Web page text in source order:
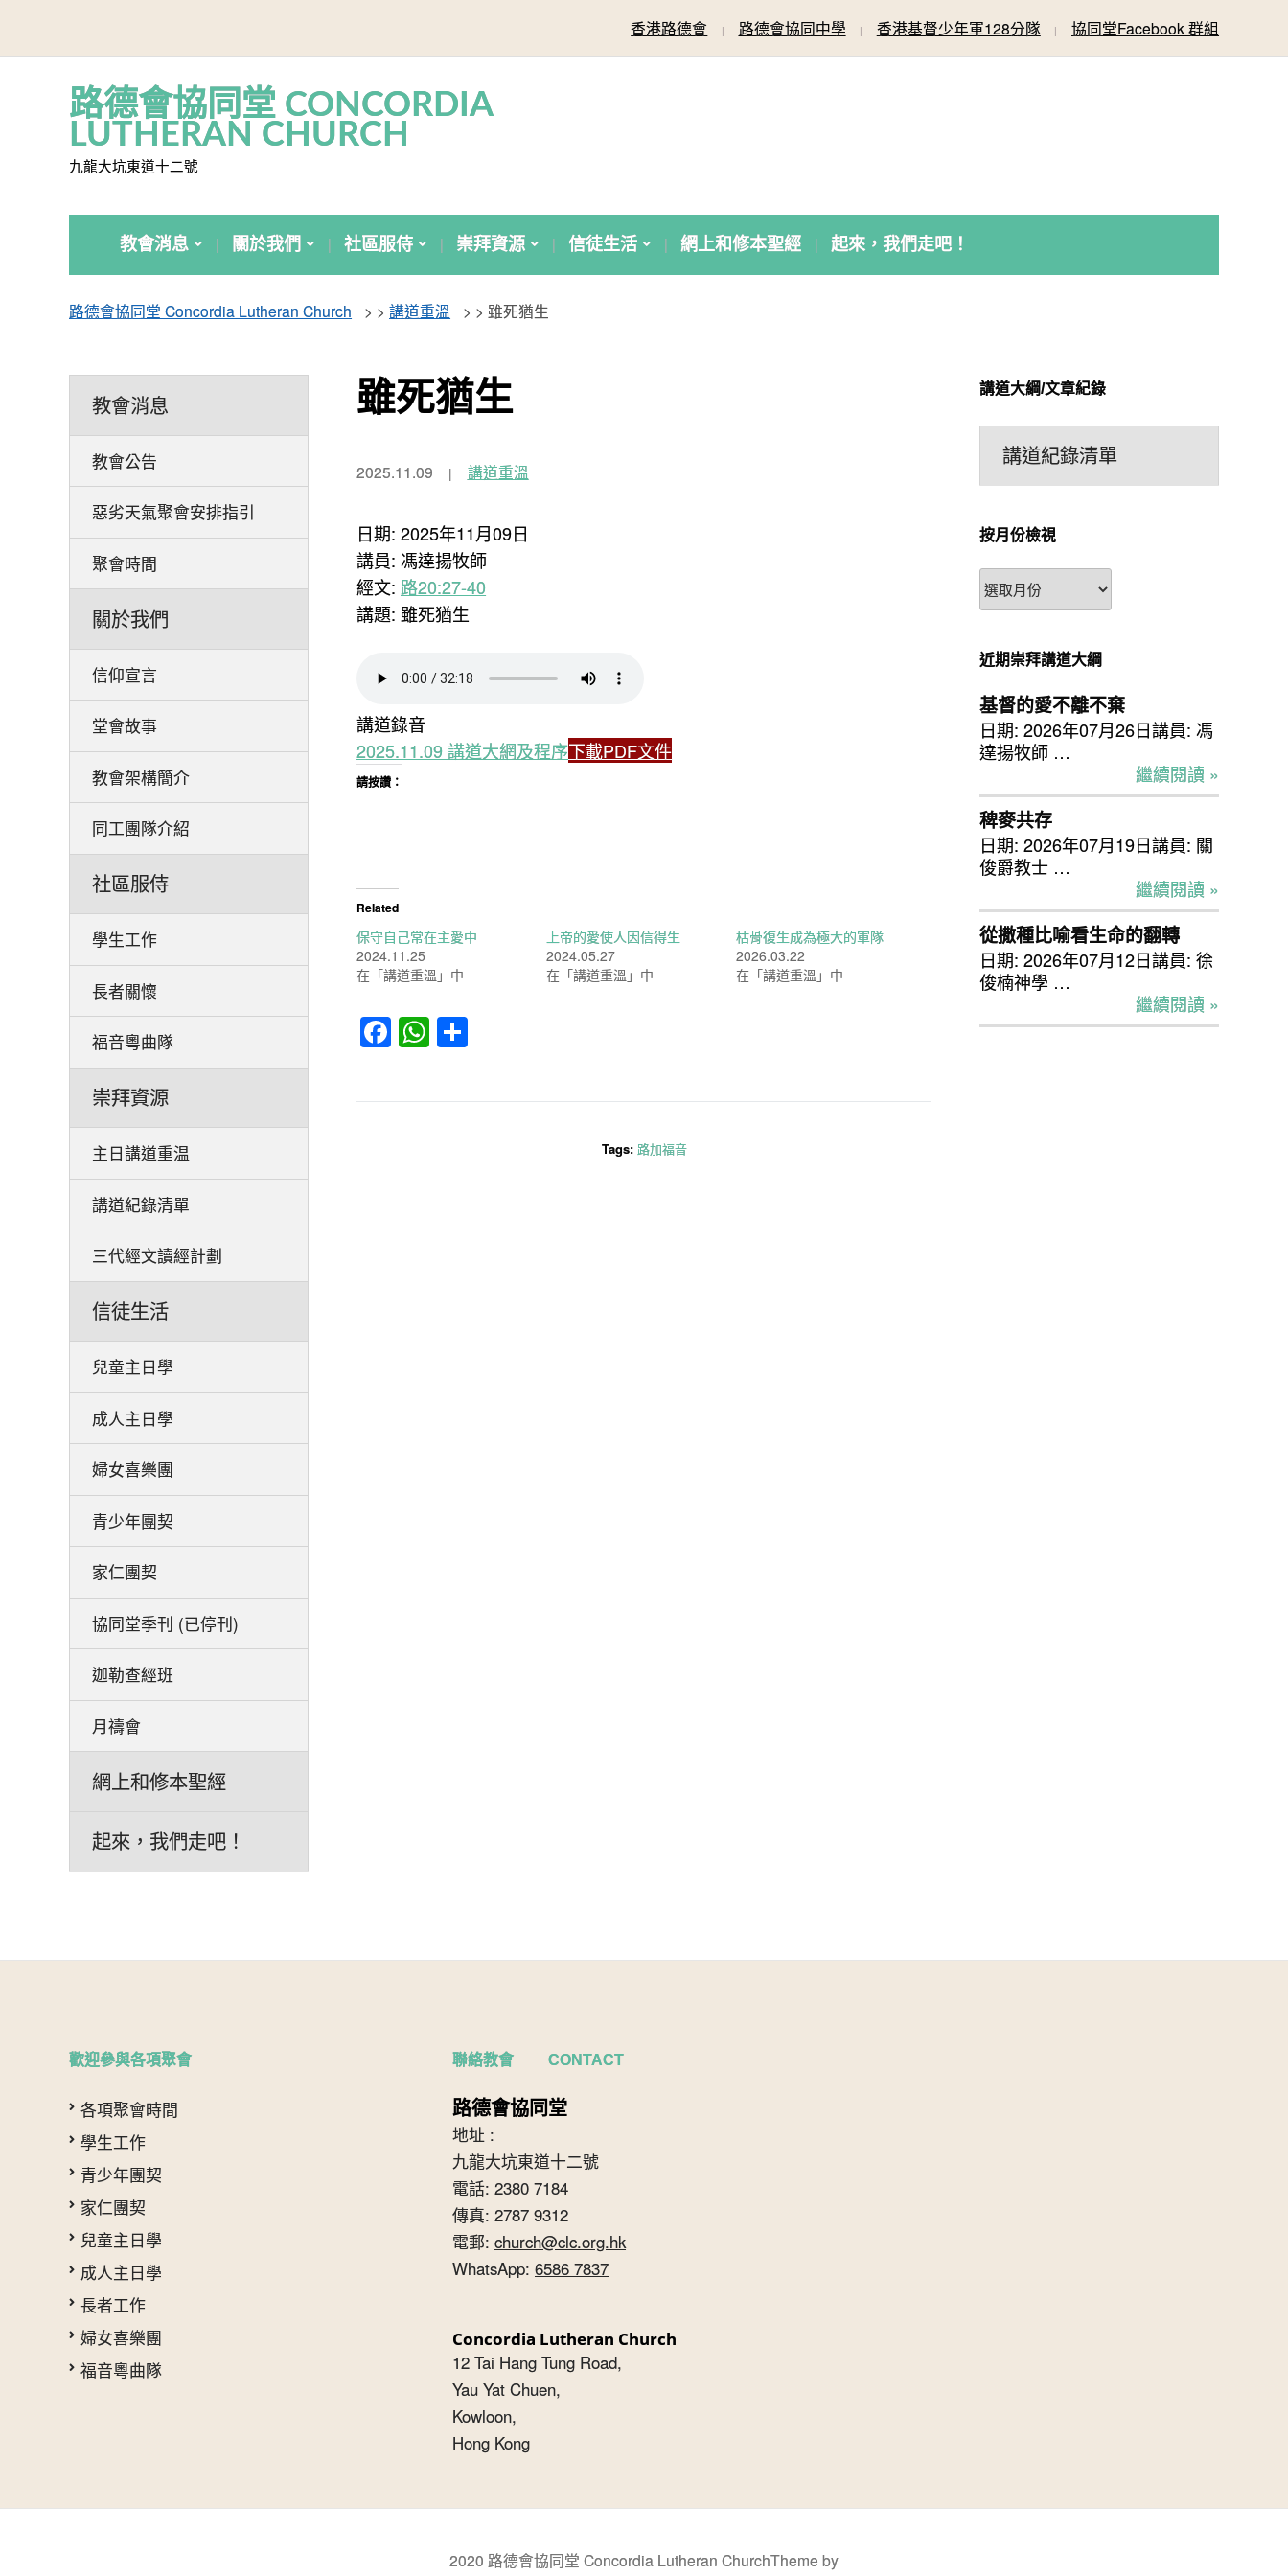
香港路德會 路德會協同中學 香港基督少年軍128分隊 協同堂Facebook 群組
路德會協同堂 CONCORDIA
LUTHERAN CHURCH
九龍大坑東道十二號
教會消息 關於我們 社區服侍 崇拜資源 信徒生活 網上和修本聖經 起來，我們走吧！
路德會協同堂 Concordia Lutheran Church > > 講道重溫 > > 雖死猶生
教會消息
教會公告
惡劣天氣聚會安排指引
聚會時間
關於我們
信仰宣言
堂會故事
教會架構簡介
同工團隊介紹
社區服侍
學生工作
長者關懷
福音粵曲隊
崇拜資源
主日講道重温
講道紀錄清單
三代經文讀經計劃
信徒生活
兒童主日學
成人主日學
婦女喜樂團
青少年團契
家仁團契
協同堂季刊 (已停刊)
迦勒查經班
月禱會
網上和修本聖經
起來，我們走吧！
雖死猶生
2025.11.09 講道重溫
日期: 2025年11月09日
講員: 馮達揚牧師
經文: 路20:27-40
講題: 雖死猶生
講道錄音
2025.11.09 講道大網及程序下載PDF文件
請按讚：
Related
保守自己常在主愛中
2024.11.25
在「講道重溫」中
上帝的愛使人因信得生
2024.05.27
在「講道重溫」中
枯骨復生成為極大的軍隊
2026.03.22
在「講道重溫」中
Facebook
WhatsApp
Tags: 路加福音
講道大綱/文章紀錄
講道紀錄清單
按月份檢視
按
月
視
近期崇拜講道大綱
基督的愛不離不棄
日期: 2026年07月26日講員: 馮
達揚牧師 …
繼續閱讀 »
稗麥共存
日期: 2026年07月19日講員: 關
俊爵教士 …
繼續閱讀 »
從撒種比喻看生命的翻轉
日期: 2026年07月12日講員: 徐
俊楠神學 …
繼續閱讀 »
歡迎參與各項聚會
各項聚會時間
學生工作
青少年團契
家仁團契
兒童主日學
成人主日學
長者工作
婦女喜樂團
福音粵曲隊
聯絡教會 CONTACT
路德會協同堂
地址 :
九龍大坑東道十二號
電話: 2380 7184
傳真: 2787 9312
電郵: church@clc.org.hk
WhatsApp: 6586 7837
Concordia Lutheran Church
12 Tai Hang Tung Road,
Yau Yat Chuen,
Kowloon,
Hong Kong
2020 路德會協同堂 Concordia Lutheran ChurchTheme by